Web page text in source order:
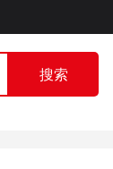
搜索